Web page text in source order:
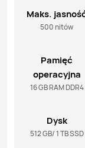
Maks.
500 nitów
Pamięć
operacyjna
16 GB RAM DDR4
Dysk
512 GB/ 1 TB SSD